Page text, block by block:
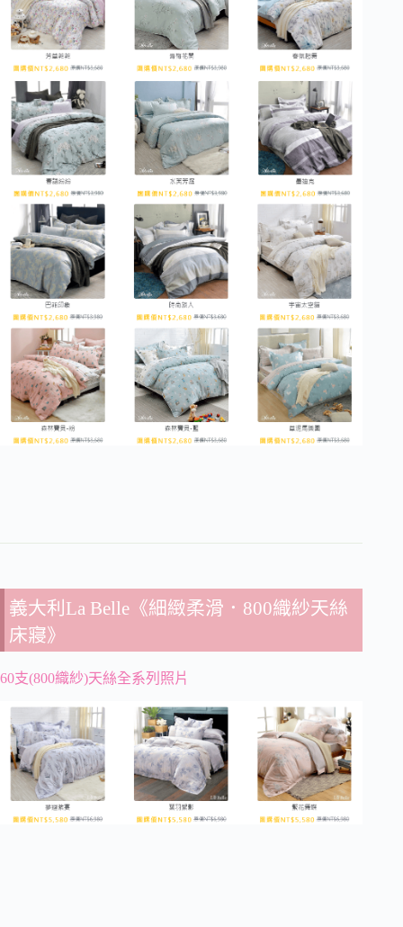
義大利La Belle《細緻柔滑．800織紗天絲
床寢》
60支(800織紗)天絲全系列照片